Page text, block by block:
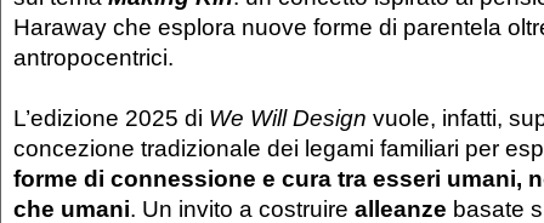
Haraway che esplora nuove forme di parentela
antropocentrici.
L’edizione 2025 di We Will Design vuole, infatti,
concezione tradizionale dei legami familiari per
forme di connessione e cura tra esseri umani,
che umani. Un invito a costruire alleanze basate